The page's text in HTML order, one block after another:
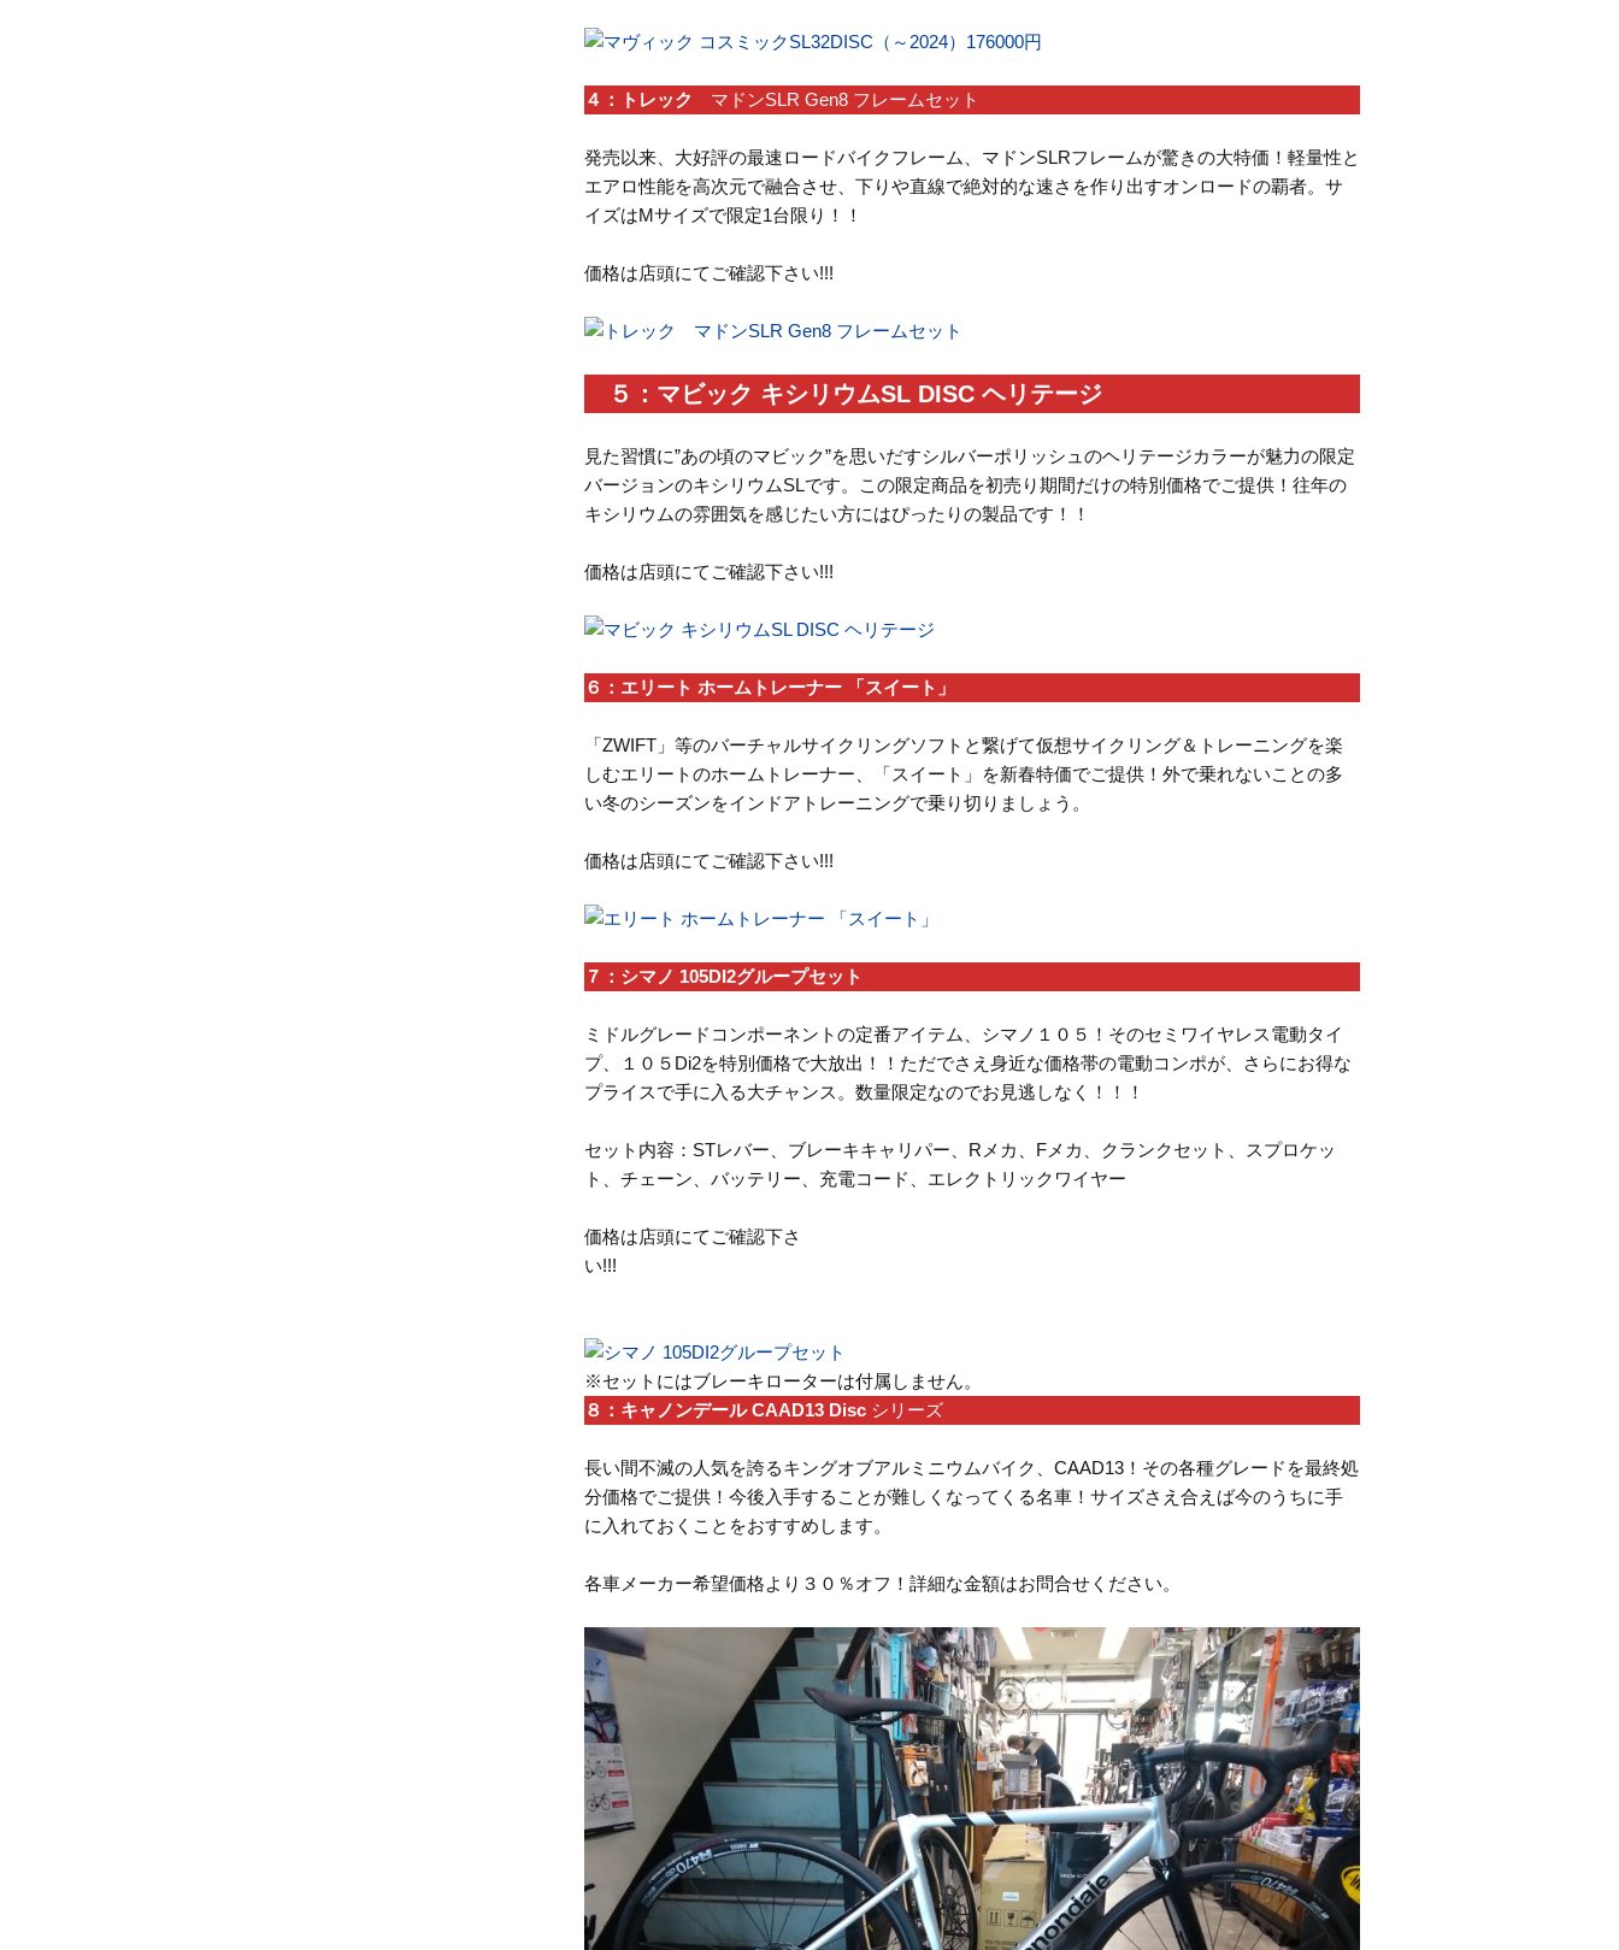
４：トレック マドンSLR Gen8 フレームセット
発売以来、大好評の最速ロードバイクフレーム、マドンSLRフレームが驚きの大特価！軽量性と
エアロ性能を高次元で融合させ、下りや直線で絶対的な速さを作り出すオンロードの覇者。サ
イズはMサイズで限定1台限り！！
価格は店頭にてご確認下さい!!!
５：マビック キシリウムSL DISC ヘリテージ
見た習慣に”あの頃のマビック”を思いだすシルバーポリッシュのヘリテージカラーが魅力の限定
バージョンのキシリウムSLです。この限定商品を初売り期間だけの特別価格でご提供！往年の
キシリウムの雰囲気を感じたい方にはぴったりの製品です！！
価格は店頭にてご確認下さい!!!
６：エリート ホームトレーナー 「スイート」
「ZWIFT」等のバーチャルサイクリングソフトと繋げて仮想サイクリング＆トレーニングを楽
しむエリートのホームトレーナー、「スイート」を新春特価でご提供！外で乗れないことの多
い冬のシーズンをインドアトレーニングで乗り切りましょう。
価格は店頭にてご確認下さい!!!
７：シマノ 105DI2グループセット
ミドルグレードコンポーネントの定番アイテム、シマノ１０５！そのセミワイヤレス電動タイ
プ、１０５Di2を特別価格で大放出！！ただでさえ身近な価格帯の電動コンポが、さらにお得な
プライスで手に入る大チャンス。数量限定なのでお見逃しなく！！！
セット内容：STレバー、ブレーキキャリパー、Rメカ、Fメカ、クランクセット、スプロケッ
ト、チェーン、バッテリー、充電コード、エレクトリックワイヤー
価格は店頭にてご確認下さ
い!!!
※セットにはブレーキローターは付属しません。
８：キャノンデール CAAD13 Disc シリーズ
長い間不滅の人気を誇るキングオブアルミニウムバイク、CAAD13！その各種グレードを最終処
分価格でご提供！今後入手することが難しくなってくる名車！サイズさえ合えば今のうちに手
に入れておくことをおすすめします。
各車メーカー希望価格より３０％オフ！詳細な金額はお問合せください。